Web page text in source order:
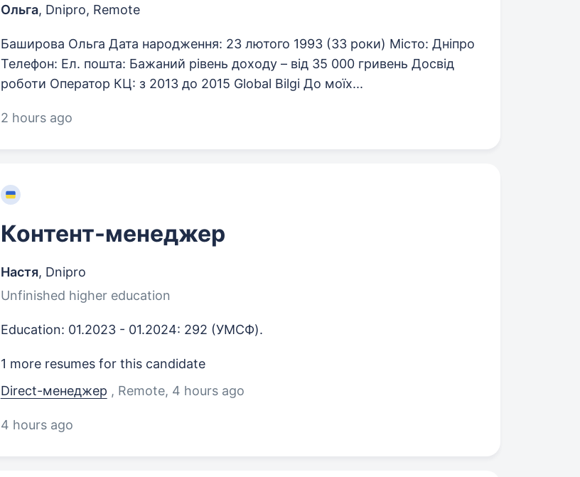
Ольга, Dnipro, Remote
Баширова Ольга Дата народження: 23 лютого 1993 (33 роки) Місто: Дніпро
Телефон: Ел. пошта: Бажаний рівень доходу – від 35 000 гривень Досвід
роботи Оператор КЦ: з 2013 до 2015 Global Bilgi До моїх...
2 hours ago
Контент-менеджер
Настя, Dnipro
Unfinished higher education
Education: 01.2023 - 01.2024: 292 (УМСФ).
1 more resumes for this candidate
Direct-менеджер , Remote, 4 hours ago
4 hours ago